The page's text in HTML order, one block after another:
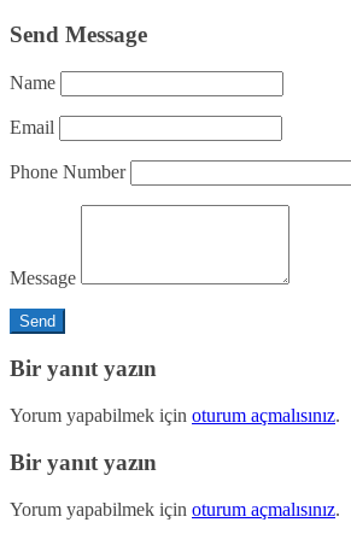
Send Message
Name
Email
Phone Number
Message
Bir yanıt yazın
Yorum yapabilmek için oturum açmalısınız.
Bir yanıt yazın
Yorum yapabilmek için oturum açmalısınız.